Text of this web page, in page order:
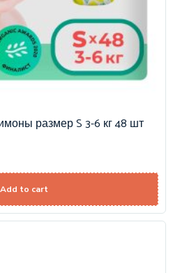
размер S 3-6 кг 48 шт
Add to cart